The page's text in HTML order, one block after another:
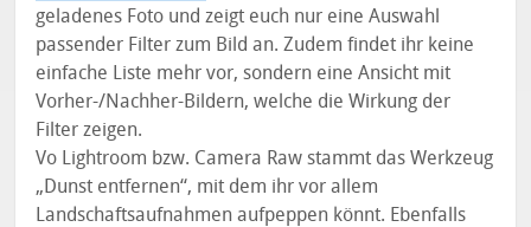
geladenes Foto und zeigt euch nur eine Auswahl
passender Filter zum Bild an. Zudem findet ihr keine
einfache Liste mehr vor, sondern eine Ansicht mit
Vorher-/Nachher-Bildern, welche die Wirkung der
Filter zeigen.
Vo Lightroom bzw. Camera Raw stammt das Werkzeug
„Dunst entfernen“, mit dem ihr vor allem
Landschaftsaufnahmen aufpeppen könnt. Ebenfalls